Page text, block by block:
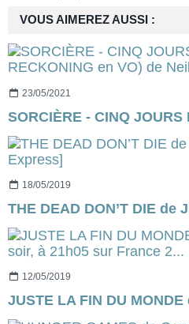
VOUS AIMEREZ AUSSI :
23/05/2021
18/05/2019
12/05/2019